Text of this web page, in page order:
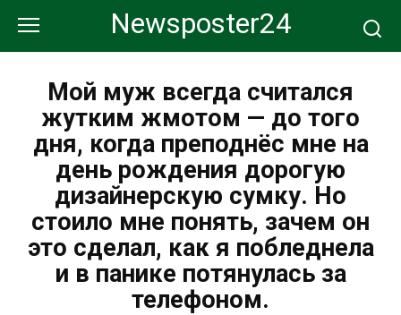
контенту
Newsposter24
Мой муж всегда считался
жутким жмотом — до того
дня, когда преподнёс мне на
день рождения дорогую
дизайнерскую сумку. Но
стоило мне понять, зачем он
это сделал, как я побледнела
и в панике потянулась за
телефоном.